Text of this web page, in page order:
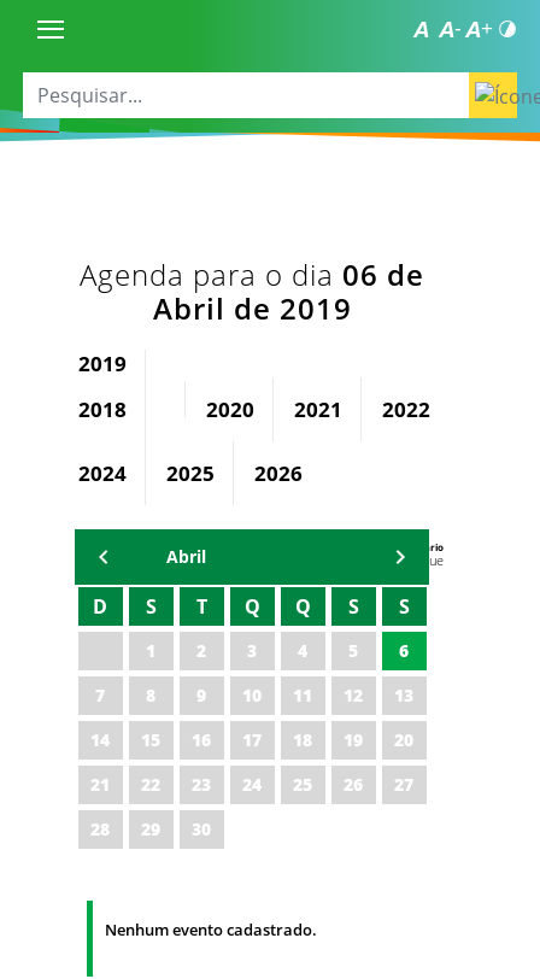
Agenda para o dia 06 de
Abril de 2019
2019
2018
2020 2021 2022
2024 2025 2026
Agenda do Secretário
Zezinho Albuquerque
Abril
D S T Q Q S S
1 2 3 4 5
6
7
8 9 10 11 12
13
14
15 16 17 18 19
20
21
22 23 24 25 26
27
28
29 30
Nenhum evento cadastrado.